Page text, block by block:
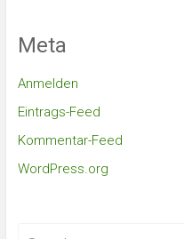
Meta
Anmelden
Eintrags-Feed
Kommentar-Feed
WordPress.org